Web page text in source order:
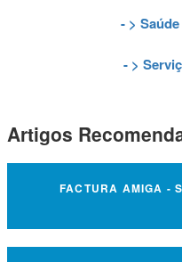
- >
- >
Artigos
FACTURA AMIGA -